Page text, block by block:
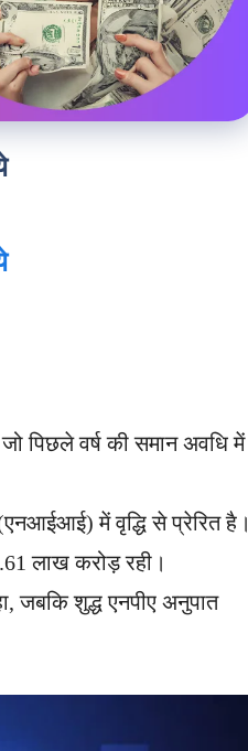
पिछले वर्ष की समान अवधि में
में वृद्धि से प्रेरित है।
लाख करोड़ रही।
जबकि शुद्ध एनपीए अनुपात